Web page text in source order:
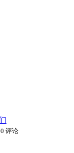
0 评论